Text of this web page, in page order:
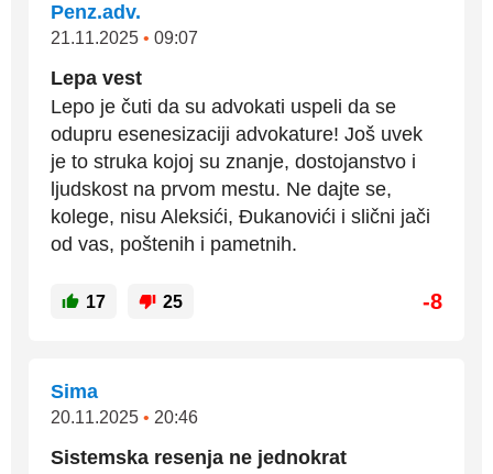
Penz.adv.
21.11.2025 • 09:07
Lepa vest
Lepo je čuti da su advokati uspeli da se
odupru esenesizaciji advokature! Još uvek
je to struka kojoj su znanje, dostojanstvo i
ljudskost na prvom mestu. Ne dajte se,
kolege, nisu Aleksići, Đukanovići i slični jači
od vas, poštenih i pametnih.
17 25 -8
Sima
20.11.2025 • 20:46
Sistemska resenja ne jednokrat